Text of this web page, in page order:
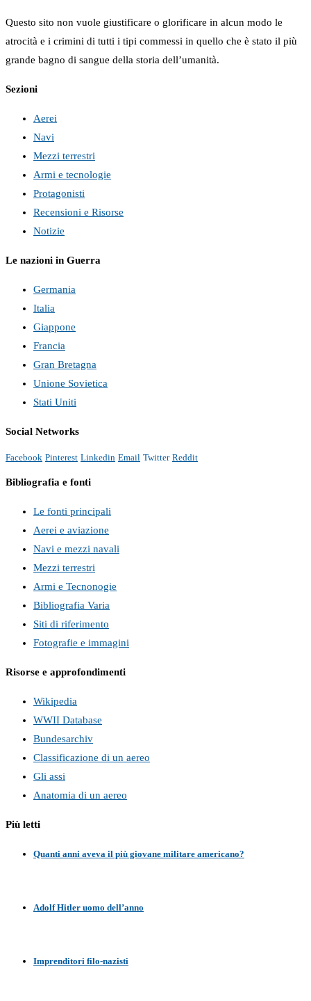
Questo sito non vuole giustificare o glorificare in alcun modo le
atrocità e i crimini di tutti i tipi commessi in quello che è stato il più
grande bagno di sangue della storia dell’umanità.
Sezioni
Aerei
Navi
Mezzi terrestri
Armi e tecnologie
Protagonisti
Recensioni e Risorse
Notizie
Le nazioni in Guerra
Germania
Italia
Giappone
Francia
Gran Bretagna
Unione Sovietica
Stati Uniti
Social Networks
Facebook Pinterest Linkedin Email Twitter Reddit
Bibliografia e fonti
Le fonti principali
Aerei e aviazione
Navi e mezzi navali
Mezzi terrestri
Armi e Tecnonogie
Bibliografia Varia
Siti di riferimento
Fotografie e immagini
Risorse e approfondimenti
Wikipedia
WWII Database
Bundesarchiv
Classificazione di un aereo
Gli assi
Anatomia di un aereo
Più letti
Quanti anni aveva il più giovane militare americano?
Adolf Hitler uomo dell’anno
Imprenditori filo-nazisti